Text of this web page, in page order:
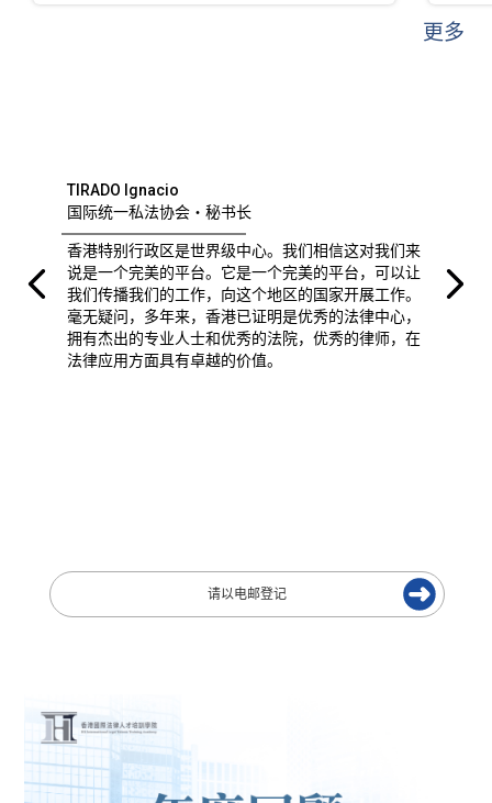
更多
TIRADO Ignacio
国际统一私法协会・秘书长
香港特别行政区是世界级中心。我们相信这对我们来
说是一个完美的平台。它是一个完美的平台，可以让
我们传播我们的工作，向这个地区的国家开展工作。
毫无疑问，多年来，香港已证明是优秀的法律中心，
拥有杰出的专业人士和优秀的法院，优秀的律师，在
法律应用方面具有卓越的价值。